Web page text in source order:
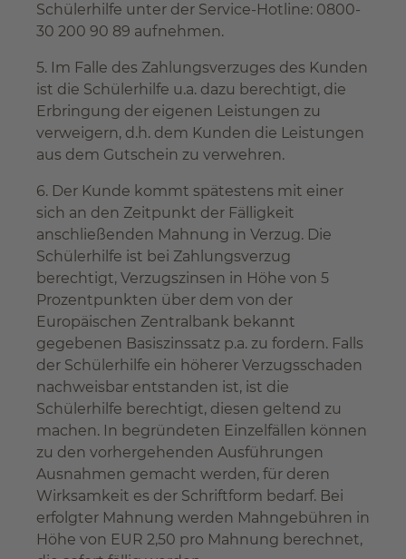
Schülerhilfe unter der Service-Hotline: 0800-
30 200 90 89 aufnehmen.
5. Im Falle des Zahlungsverzuges des Kunden
ist die Schülerhilfe u.a. dazu berechtigt, die
Erbringung der eigenen Leistungen zu
verweigern, d.h. dem Kunden die Leistungen
aus dem Gutschein zu verwehren.
6. Der Kunde kommt spätestens mit einer
sich an den Zeitpunkt der Fälligkeit
anschließenden Mahnung in Verzug. Die
Schülerhilfe ist bei Zahlungsverzug
berechtigt, Verzugszinsen in Höhe von 5
Prozentpunkten über dem von der
Europäischen Zentralbank bekannt
gegebenen Basiszinssatz p.a. zu fordern. Falls
der Schülerhilfe ein höherer Verzugsschaden
nachweisbar entstanden ist, ist die
Schülerhilfe berechtigt, diesen geltend zu
machen. In begründeten Einzelfällen können
zu den vorhergehenden Ausführungen
Ausnahmen gemacht werden, für deren
Wirksamkeit es der Schriftform bedarf. Bei
erfolgter Mahnung werden Mahngebühren in
Höhe von EUR 2,50 pro Mahnung berechnet,